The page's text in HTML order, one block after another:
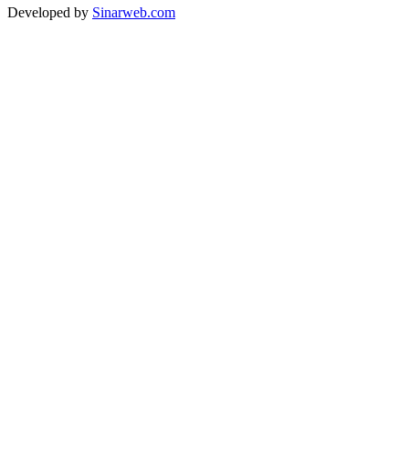
Developed by Sinarweb.com